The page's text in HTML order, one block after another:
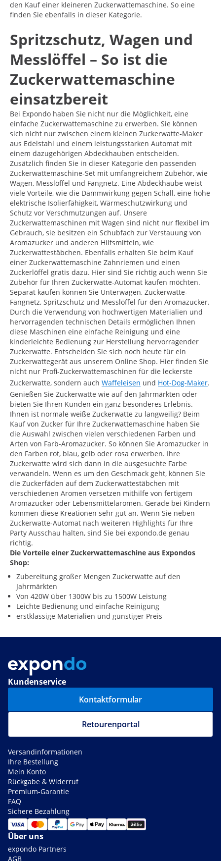
den Kauf einer kleineren Zuckerwattemaschine. So eine
finden Sie ebenfalls in dieser Kategorie.
Spritzschutz, Wagen und
Messlöffel – So ist die
Zuckerwattemaschine
einsatzbereit
Bei Expondo haben Sie nicht nur die Möglichkeit, eine
einfache Zuckerwattemaschine zu erwerben. Sie können
sich nicht nur zwischen einem kleinen Zuckerwatte-Maker
aus Edelstahl und einem leistungsstarken Automat mit
einem dazugehörigen Abdeckhauben entscheiden.
Zusätzlich finden Sie in dieser Kategorie den passenden
Zuckerwattemaschine-Set mit umfangreichem Zubehör, wie
Wagen, Messlöffel und Fangnetz. Eine Abdeckhaube weist
viele Vorteile, wie die Dämmwirkung gegen Schall, eine hohe
elektrische Isolierfähigkeit, Wärmeschutzwirkung und
Schutz vor Verschmutzungen auf. Unsere
Zuckerwattemaschinen mit Wagen sind nicht nur flexibel im
Gebrauch, sie besitzen ein Schubfach zur Verstauung von
Aromazucker und anderen Hilfsmitteln, wie
Zuckerwattestäbchen. Ebenfalls erhalten Sie beim Kauf
einer Zuckerwattemaschine Zahnriemen und einen
Zuckerlöffel gratis dazu. Hier sind Sie richtig auch wenn Sie
Zubehör für Ihren Zuckerwatte-Automat kaufen möchten.
Separat kaufen können Sie Unterwagen, Zuckerwatte-
Fangnetz, Spritzschutz und Messlöffel für den Aromazucker.
Durch die Verwendung von hochwertigen Materialien und
hervorragenden technischen Details ermöglichen Ihnen
diese Maschinen eine einfache Reinigung und eine
kinderleichte Bedienung zur Herstellung hervorragender
Zuckerwatte. Entscheiden Sie sich noch heute für ein
Zuckerwattegerät aus unserem Online Shop. Hier finden Sie
nicht nur Profi-Zuckerwattemaschinen für die leckerste
Zuckerwatte, sondern auch Waffeleisen und Hot-Dog-Maker.
Genießen Sie Zuckerwatte wie auf den Jahrmärkten oder
bieten Sie Ihren Kunden ein ganz besonderes Erlebnis.
Ihnen ist normale weiße Zuckerwatte zu langweilig? Beim
Kauf von Zucker für Ihre Zuckerwattemaschine haben Sie
die Auswahl zwischen vielen verschiedenen Farben und
Arten von Farb-Aromazucker. So können Sie Aromazucker in
den Farben rot, blau, gelb oder rosa erwerben. Ihre
Zuckerwatte wird sich dann in die ausgesuchte Farbe
verwandeln. Wenn es um den Geschmack geht, können Sie
die Zuckerfäden auf dem Zuckerwattestäbchen mit
verschiedenen Aromen versetzen mithilfe von fertigem
Aromazucker oder Lebensmittelaromen. Gerade bei Kindern
kommen diese Kreationen sehr gut an. Wenn Sie neben
Zuckerwatte-Automat nach weiteren Highlights für Ihre
Party Ausschau halten, sind Sie bei expondo.de genau
richtig.
Die Vorteile einer Zuckerwattemaschine aus Expondos
Shop:
Zubereitung großer Mengen Zuckerwatte auf den
Jahrmärkten
Von 420W über 1300W bis zu 1500W Leistung
Leichte Bedienung und einfache Reinigung
erstklassige Materialien und günstiger Preis
Kundenservice
Kontaktformular
Retourenportal
Versandinformationen
Ihre Bestellung
Mein Konto
Rückgabe & Widerruf
Premium-Garantie
FAQ
Sichere Bezahlung
Über uns
expondo Partners
AGB